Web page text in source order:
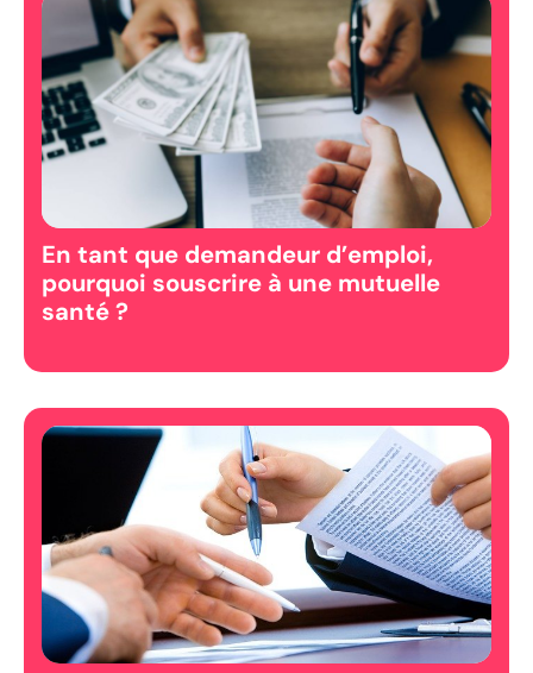
En tant que demandeur d’emploi,
pourquoi souscrire à une mutuelle
santé ?